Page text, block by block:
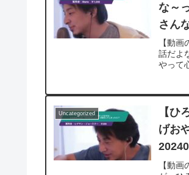
な～
さん
【動
話だよ
やって
Uncategorized
【ひ
げお
【動